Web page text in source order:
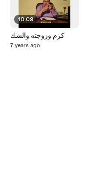
10:09
كرم وزوجته والشك
7 years ago